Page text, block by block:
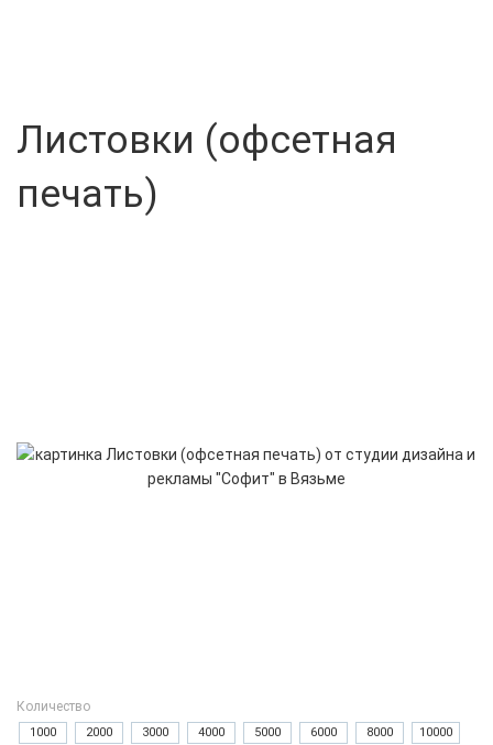
Листовки (офсетная
печать)
Количество
1000 2000 3000 4000 5000 6000 8000 10000